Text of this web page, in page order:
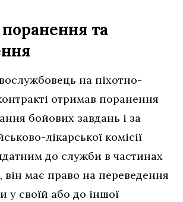
поранення та
на піхотно-
отримав поранення
бойових завдань і за
лікарської комісії
до служби в частинах
він має право на переведення
у своїй або до іншої